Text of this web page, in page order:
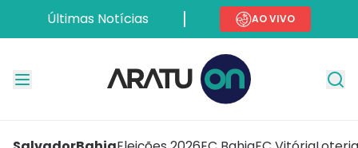
Últimas Notícias AO VIVO